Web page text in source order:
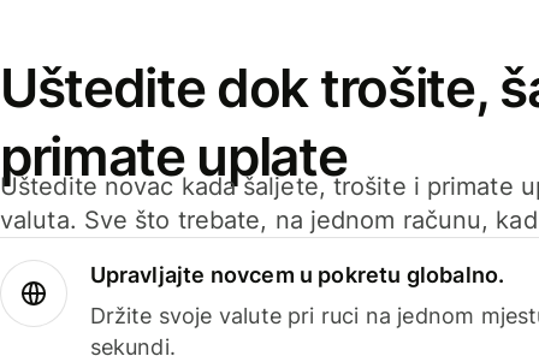
Uštedite dok trošite,
primate uplate
Uštedite novac kada šaljete, trošite i primate
valuta. Sve što trebate, na jednom računu,
Upravljajte novcem u pokretu globalno.
Držite svoje valute pri ruci na jednom
sekundi.